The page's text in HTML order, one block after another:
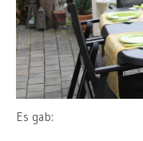
Es gab: